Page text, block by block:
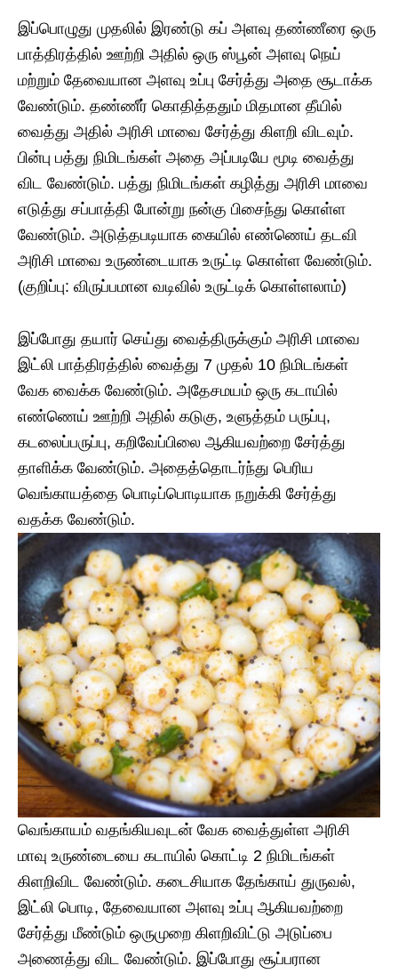
இப்பொழுது முதலில் இரண்டு கப் அளவு தண்ணீரை ஒரு
பாத்திரத்தில் ஊற்றி அதில் ஒரு ஸ்பூன் அளவு நெய்
மற்றும் தேவையான அளவு உப்பு சேர்த்து அதை சூடாக்க
வேண்டும். தண்ணீர் கொதித்ததும் மிதமான தீயில்
வைத்து அதில் அரிசி மாவை சேர்த்து கிளறி விடவும்.
பின்பு பத்து நிமிடங்கள் அதை அப்படியே மூடி வைத்து
விட வேண்டும். பத்து நிமிடங்கள் கழித்து அரிசி மாவை
எடுத்து சப்பாத்தி போன்று நன்கு பிசைந்து கொள்ள
வேண்டும். அடுத்தபடியாக கையில் எண்ணெய் தடவி
அரிசி மாவை உருண்டையாக உருட்டி கொள்ள வேண்டும்.
(குறிப்பு: விருப்பமான வடிவில் உருட்டிக் கொள்ளலாம்)
இப்போது தயார் செய்து வைத்திருக்கும் அரிசி மாவை
இட்லி பாத்திரத்தில் வைத்து 7 முதல் 10 நிமிடங்கள்
வேக வைக்க வேண்டும். அதேசமயம் ஒரு கடாயில்
எண்ணெய் ஊற்றி அதில் கடுகு, உளுத்தம் பருப்பு,
கடலைப்பருப்பு, கறிவேப்பிலை ஆகியவற்றை சேர்த்து
தாளிக்க வேண்டும். அதைத்தொடர்ந்து பெரிய
வெங்காயத்தை பொடிப்பொடியாக நறுக்கி சேர்த்து
வதக்க வேண்டும்.
வெங்காயம் வதங்கியவுடன் வேக வைத்துள்ள அரிசி
மாவு உருண்டையை கடாயில் கொட்டி 2 நிமிடங்கள்
கிளறிவிட வேண்டும். கடைசியாக தேங்காய் துருவல்,
இட்லி பொடி, தேவையான அளவு உப்பு ஆகியவற்றை
சேர்த்து மீண்டும் ஒருமுறை கிளறிவிட்டு அடுப்பை
அணைத்து விட வேண்டும். இப்போது சூப்பரான